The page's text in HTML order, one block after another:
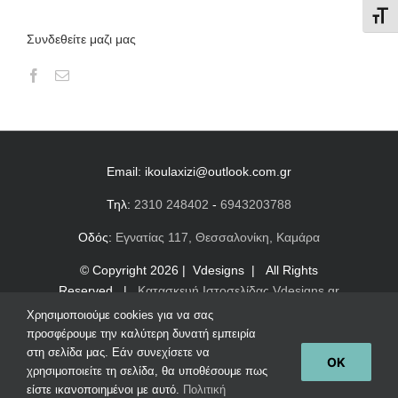
Συνδεθείτε μαζι μας
Email: ikoulaxizi@outlook.com.gr
Τηλ: 2310 248402 - 6943203788
Οδός: Εγνατίας 117, Θεσσαλονίκη, Καμάρα
© Copyright 2026 | Vdesigns | All Rights
Reserved | Κατασκευή Ιστοσελίδας Vdesigns.gr
Πολιτική απορρήτου & συμμόρφωση GDPR
Facebook
Email
Χρησιμοποιούμε cookies για να σας
προσφέρουμε την καλύτερη δυνατή εμπειρία
στη σελίδα μας. Εάν συνεχίσετε να
χρησιμοποιείτε τη σελίδα, θα υποθέσουμε πως
είστε ικανοποιημένοι με αυτό. Πολιτική
OK